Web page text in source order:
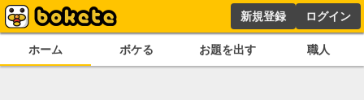
新規登録 ログイン
ホーム ボケる お題を出す 職人